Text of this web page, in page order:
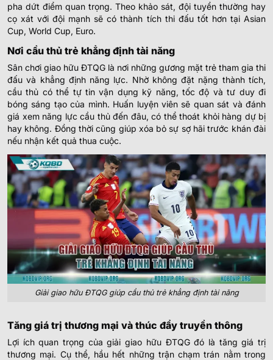
pha dứt điểm quan trọng. Theo khảo sát, đội tuyển thường hay
cọ xát với đội mạnh sẽ có thành tích thi đấu tốt hơn tại Asian
Cup, World Cup, Euro.
Nơi cầu thủ trẻ khẳng định tài năng
Sân chơi giao hữu ĐTQG là nơi những gương mặt trẻ tham gia thi
đấu và khẳng định năng lực. Nhờ không đặt nặng thành tích,
cầu thủ có thể tự tin vận dụng kỹ năng, tốc độ và tư duy đi
bóng sáng tạo của mình. Huấn luyện viên sẽ quan sát và đánh
giá xem năng lực cầu thủ đến đâu, có thể thoát khỏi hàng dự bị
hay không. Đồng thời cũng giúp xóa bỏ sự sợ hãi trước khán đài
nếu nhận kết quả thua cuộc.
Giải giao hữu ĐTQG giúp cầu thủ trẻ khẳng định tài năng
Tăng giá trị thương mại và thúc đẩy truyền thông
Lợi ích quan trọng của giải giao hữu ĐTQG đó là tăng giá trị
thương mại. Cụ thể, hầu hết những trận chạm trán nằm trong